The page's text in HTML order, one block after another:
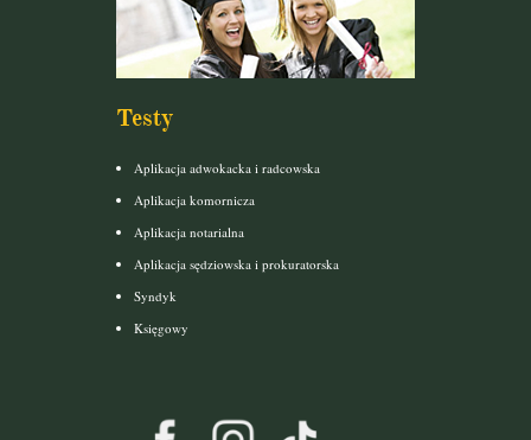
Testy
Aplikacja adwokacka i radcowska
Aplikacja komornicza
Aplikacja notarialna
Aplikacja sędziowska i prokuratorska
Syndyk
Księgowy